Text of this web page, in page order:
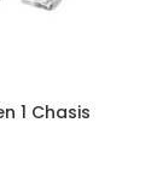
1 Chasis